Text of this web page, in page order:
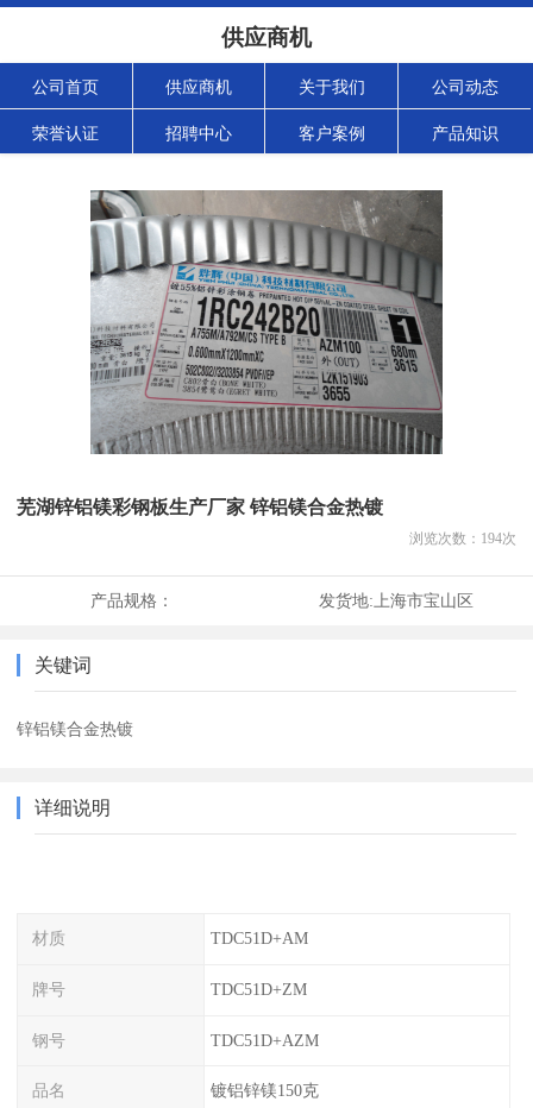
供应商机
公司首页 供应商机 关于我们 公司动态
荣誉认证 招聘中心 客户案例 产品知识
芜湖锌铝镁彩钢板生产厂家 锌铝镁合金热镀
浏览次数： 194次
产品规格： 发货地: 上海市宝山区
关键词
锌铝镁合金热镀
详细说明
材质 TDC51D+AM
牌号 TDC51D+ZM
钢号 TDC51D+AZM
品名 镀铝锌镁150克